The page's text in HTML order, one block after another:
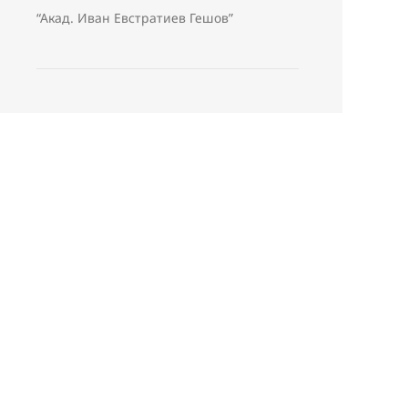
“Акад. Иван Евстратиев Гешов”